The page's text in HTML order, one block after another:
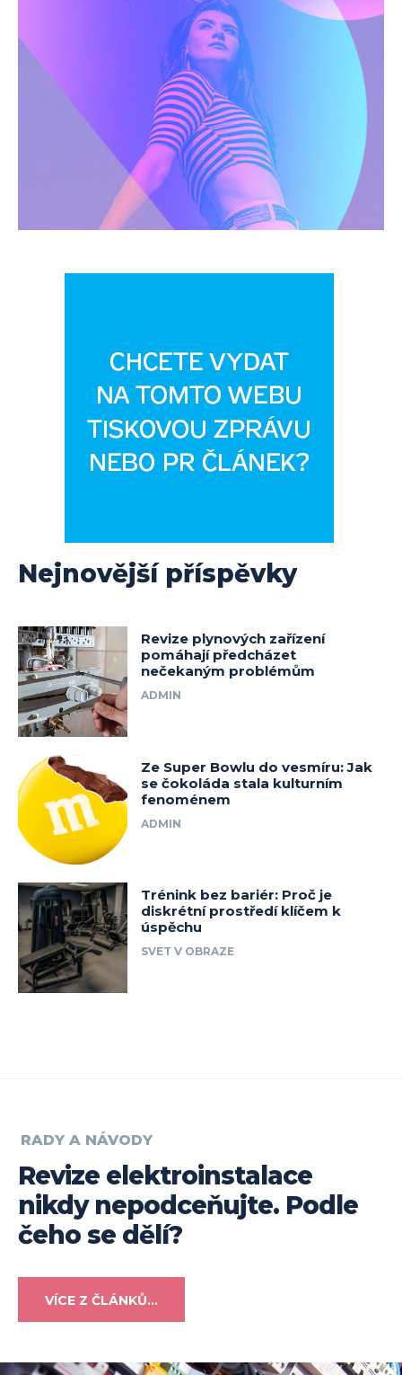
Nejnovější příspěvky
Revize plynových zařízení
pomáhají předcházet
nečekaným problémům
ADMIN
Ze Super Bowlu do vesmíru: Jak
se čokoláda stala kulturním
fenoménem
ADMIN
Trénink bez bariér: Proč je
diskrétní prostředí klíčem k
úspěchu
SVET V OBRAZE